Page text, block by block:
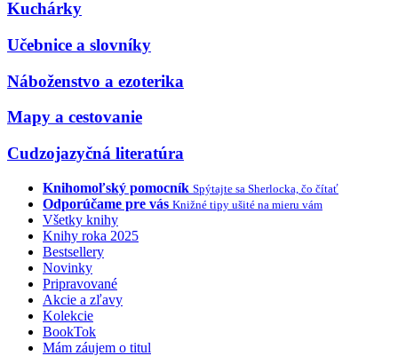
Kuchárky
Učebnice a slovníky
Náboženstvo a ezoterika
Mapy a cestovanie
Cudzojazyčná literatúra
Knihomoľský pomocník Spýtajte sa Sherlocka, čo čítať
Odporúčame pre vás Knižné tipy ušité na mieru vám
Všetky knihy
Knihy roka 2025
Bestsellery
Novinky
Pripravované
Akcie a zľavy
Kolekcie
BookTok
Mám záujem o titul